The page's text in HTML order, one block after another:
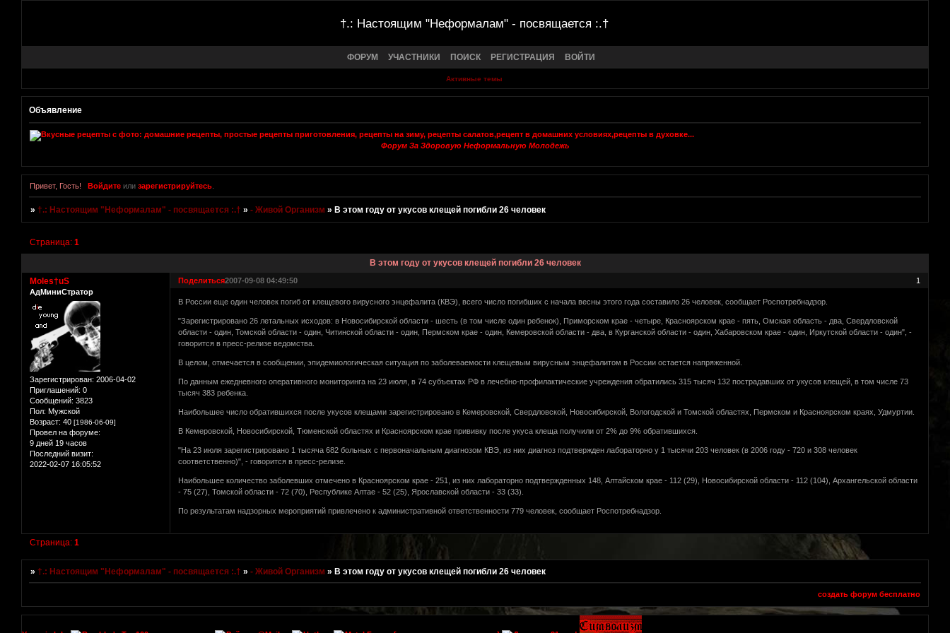
†.: Настоящим "Неформалам" - посвящается :.†
ФОРУМ УЧАСТНИКИ ПОИСК РЕГИСТРАЦИЯ ВОЙТИ
Активные темы
Объявление
Форум За Здоровую Неформальную Молодежь
Привет, Гость! Войдитеили зарегистрируйтесь.
»†.: Настоящим "Неформалам" - посвящается :.† »- Живой Организм » В этом году от укусов клещей погибли 26 человек
В этом году от укусов клещей погибли 26 человек
Страница:1
Поделиться 1
2007-09-08 04:49:50
Moles†uS
АдМиниСтратор
Зарегистрирован: 2006-04-02
Приглашений: 0
Сообщений: 3823
Пол: Мужской
Возраст: 40 [1986-06-09]
Провел на форуме:
9 дней 19 часов
Последний визит:
2022-02-07 16:05:52
В России еще один человек погиб от клещевого вирусного энцефалита (КВЭ), всего число погибших с начала весны этого года составило 26 человек, сообщает Роспотребнадзор.
"Зарегистрировано 26 летальных исходов: в Новосибирской области - шесть (в том числе один ребенок), Приморском крае - четыре, Красноярском крае - пять, Омская область - два, Свердловской
области - один, Томской области - один, Читинской области - один, Пермском крае - один, Кемеровской области - два, в Курганской области - один, Хабаровском крае - один, Иркутской области - один", -
говорится в пресс-релизе ведомства.
В целом, отмечается в сообщении, эпидемиологическая ситуация по заболеваемости клещевым вирусным энцефалитом в России остается напряженной.
По данным ежедневного оперативного мониторинга на 23 июля, в 74 субъектах РФ в лечебно-профилактические учреждения обратились 315 тысяч 132 пострадавших от укусов клещей, в том числе 73
тысяч 383 ребенка.
Наибольшее число обратившихся после укусов клещами зарегистрировано в Кемеровской, Свердловской, Новосибирской, Вологодской и Томской областях, Пермском и Красноярском краях, Удмуртии.
В Кемеровской, Новосибирской, Тюменской областях и Красноярском крае прививку после укуса клеща получили от 2% до 9% обратившихся.
"На 23 июля зарегистрировано 1 тысяча 682 больных с первоначальным диагнозом КВЭ, из них диагноз подтвержден лабораторно у 1 тысячи 203 человек (в 2006 году - 720 и 308 человек
соответственно)", - говорится в пресс-релизе.
Наибольшее количество заболевших отмечено в Красноярском крае - 251, из них лабораторно подтвержденных 148, Алтайском крае - 112 (29), Новосибирской области - 112 (104), Архангельской области
- 75 (27), Томской области - 72 (70), Республике Алтае - 52 (25), Ярославской области - 33 (33).
По результатам надзорных мероприятий привлечено к административной ответственности 779 человек, сообщает Роспотребнадзор.
Страница:1
»†.: Настоящим "Неформалам" - посвящается :.† »- Живой Организм » В этом году от укусов клещей погибли 26 человек
создать форум бесплатно